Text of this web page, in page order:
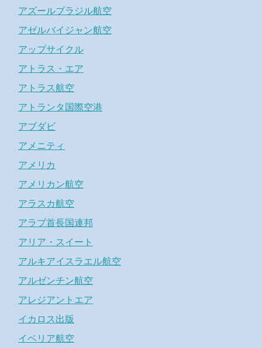
アズールブラジル航空
アゼルバイジャン航空
アップサイクル
アトラス・エア
アトラス航空
アトランタ国際空港
アブダビ
アメニティ
アメリカ
アメリカン航空
アラスカ航空
アラブ首長国連邦
アリア・スイート
アルキアイスラエル航空
アルゼンチン航空
アレジアントエア
イカロス出版
イベリア航空